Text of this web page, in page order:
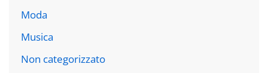
Moda
Musica
Non categorizzato